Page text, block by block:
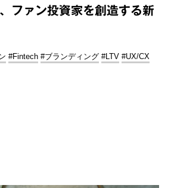
ファン投資家を創造する新
#Fintech #ブランディング #LTV #UX/CX